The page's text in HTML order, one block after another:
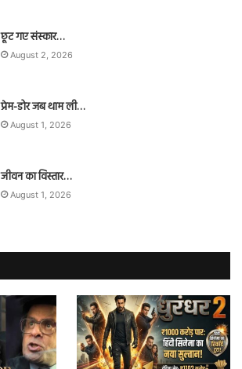
छूट गए संस्कार…
August 2, 2026
प्रेम-डोर जब थाम ली…
August 1, 2026
जीवन का विस्तार…
August 1, 2026